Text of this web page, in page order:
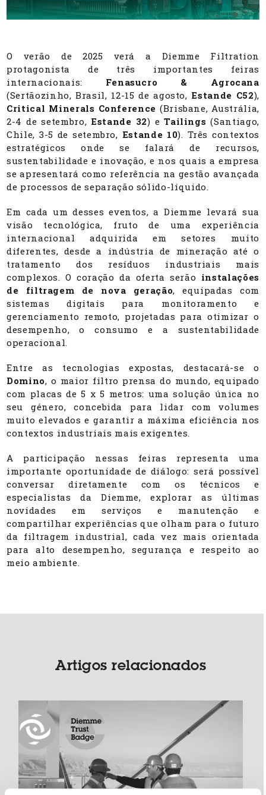
O verão de 2025 verá a Diemme Filtration
protagonista de três importantes feiras
internacionais: Fenasucro & Agrocana
(Sertãozinho, Brasil, 12-15 de agosto,Estande C52),
Critical Minerals Conference (Brisbane, Austrália,
2-4 de setembro,Estande 32) eTailings (Santiago,
Chile, 3-5 de setembro, Estande 10). Três contextos
estratégicos onde se falará de recursos,
sustentabilidade e inovação, e nos quais a empresa
se apresentará como referência na gestão avançada
de processos de separação sólido-líquido.
Em cada um desses eventos, a Diemme levará sua
visão tecnológica, fruto de uma experiência
internacional adquirida em setores muito
diferentes, desde a indústria de mineração até o
tratamento dos resíduos industriais mais
complexos. O coração da oferta serão instalações
de filtragem de nova geração, equipadas com
sistemas digitais para monitoramento e
gerenciamento remoto, projetadas para otimizar o
desempenho, o consumo e a sustentabilidade
operacional.
Entre as tecnologias expostas, destacará-se o
Domino, o maior filtro prensa do mundo, equipado
com placas de 5 x 5 metros: uma solução única no
seu género, concebida para lidar com volumes
muito elevados e garantir a máxima eficiência nos
contextos industriais mais exigentes.
A participação nessas feiras representa uma
importante oportunidade de diálogo: será possível
conversar diretamente com os técnicos e
especialistas da Diemme, explorar as últimas
novidades em serviços e manutenção e
compartilhar experiências que olham para o futuro
da filtragem industrial, cada vez mais orientada
para alto desempenho, segurança e respeito ao
meio ambiente.
Artigos relacionados